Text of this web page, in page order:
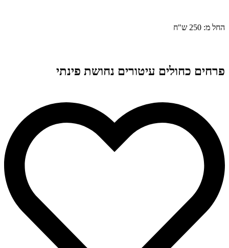
החל מ: 250 ש"ח
פרחים כחולים עיטורים נחושת פינתי